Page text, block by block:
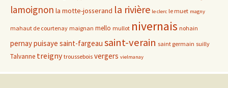
lamoignon la motte-josserand la rivière le clerc le muet magny
mahaut de courtenay maignan mello mullot nivernais nohain
pernaypuisaye saint-fargeau saint-verain saint germain suilly
Talvanne treigny troussebois vergers vielmanay